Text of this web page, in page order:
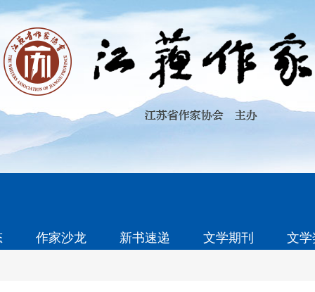
作家沙龙 新书速递 文学期刊 文